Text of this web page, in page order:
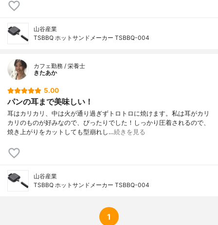
山谷産業
TSBBQ ホットサンドメーカー TSBBQ-004
カフェ勤務 / 栄養士
きたあか
5.00
パンの耳まで美味しい！
耳はカリカリ、中は火が通り過ぎずトロトロに焼けます。私は耳がカリ
カリのものが好みなので、ぴったりでした！しっかり圧着されるので、
焼き上がりをカットしても型崩れし…続きを見る
山谷産業
TSBBQ ホットサンドメーカー TSBBQ-004
1